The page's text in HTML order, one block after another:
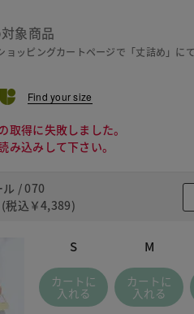
象商品
ョッピングカートページで「丈詰め」に
Find your size
取得に失敗しました。
み込みして下さい。
ル / 070
(税込 ￥4,389)
S
カートに
入れる
M
カートに
入れる